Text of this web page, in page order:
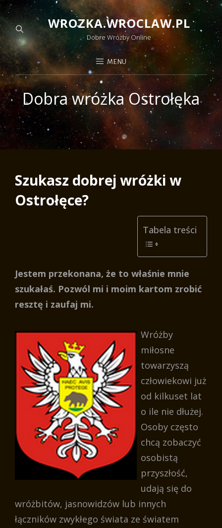
WROZKA.WROCLAW.PL
Dobre Wróżby Online
MENU
Dobra wróżka Ostrołęka
Szukasz dobrej wróżki w
Ostrołęce?
Tabela treści
Jestem przekonana, że to właśnie mnie
szukałaś. Pozwól mi i moim kartom zrobić
resztę i zaufaj mi.
Wróżby
miłosne
towarzyszą
człowiekowi już
od kilkuset lat
o ile nie dłużej.
Osoby często
chcą zobaczyć
osobistą
przyszłość,
udają się do
wróżbitów, jasnowidzów lub innych
łączników zwykłego świata ze światem